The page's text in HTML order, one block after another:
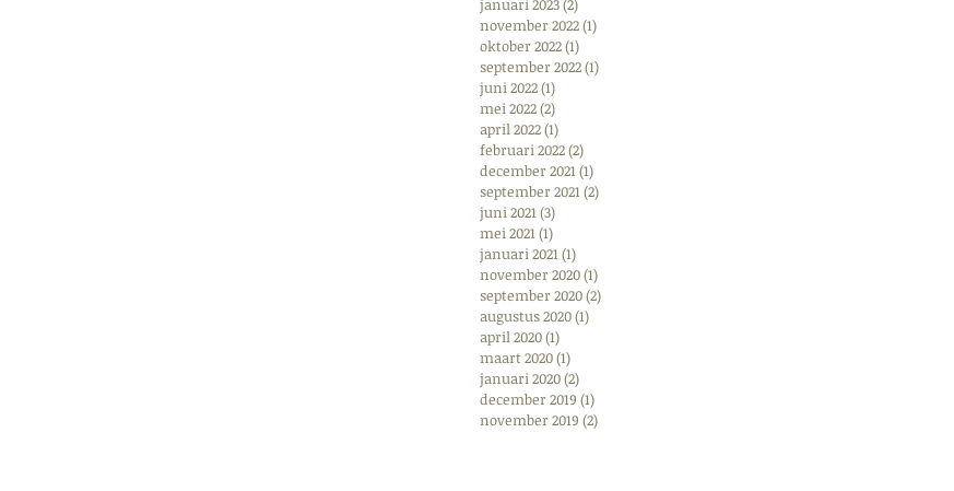
januari 2023(2)
november 2022(1)
oktober 2022(1)
september 2022(1)
juni 2022(1)
mei 2022(2)
april 2022(1)
februari 2022(2)
december 2021(1)
september 2021(2)
juni 2021(3)
mei 2021(1)
januari 2021(1)
november 2020(1)
september 2020(2)
augustus 2020(1)
april 2020(1)
maart 2020(1)
januari 2020(2)
december 2019 (1)
november 2019 (2)